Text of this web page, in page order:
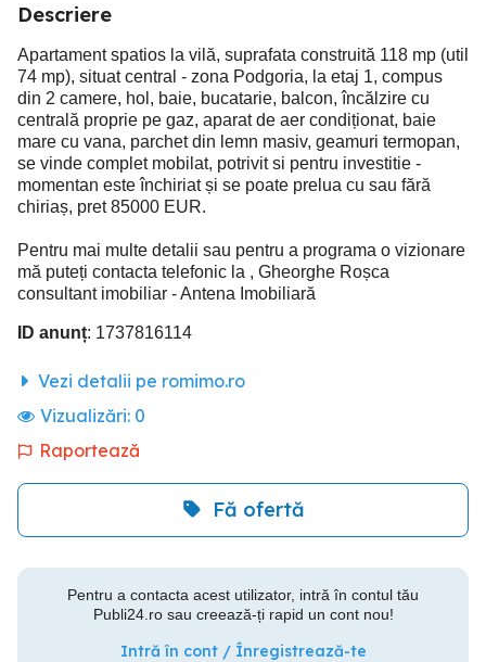
Descriere
Apartament spatios la vilă, suprafata construită 118 mp (util
74 mp), situat central - zona Podgoria, la etaj 1, compus
din 2 camere, hol, baie, bucatarie, balcon, încălzire cu
centrală proprie pe gaz, aparat de aer condiționat, baie
mare cu vana, parchet din lemn masiv, geamuri termopan,
se vinde complet mobilat, potrivit si pentru investitie -
momentan este închiriat și se poate prelua cu sau fără
chiriaș, pret 85000 EUR.
Pentru mai multe detalii sau pentru a programa o vizionare
mă puteți contacta telefonic la , Gheorghe Roșca
consultant imobiliar - Antena Imobiliară
ID anunț: 1737816114
Vezi detalii pe romimo.ro
Vizualizări: 0
Raportează
Fă ofertă
Pentru a contacta acest utilizator, intră în contul tău
Publi24.ro sau creează-ți rapid un cont nou!
Intră în cont / Înregistrează-te